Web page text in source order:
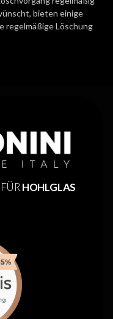
bieten einige
regelmäßige Löschung
HOHLGLAS